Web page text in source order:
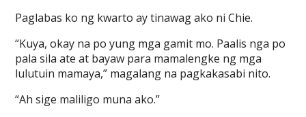
Paglabas ko ng kwarto ay tinawag ako ni Chie.
“Kuya, okay na po yung mga gamit mo. Paalis nga po
pala sila ate at bayaw para mamalengke ng mga
lulutuin mamaya,” magalang na pagkakasabi nito.
“Ah sige maliligo muna ako.”